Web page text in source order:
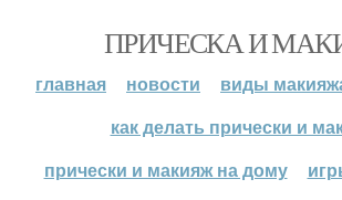
ПРИЧЕСКА И
главная новости
виды
как делать прически и
прически и макияж на дому